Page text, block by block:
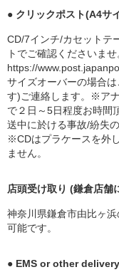
● クリックポスト(A4サ
CD/7インチ/カセットテ
トでご確認くださいま
https://
サイズオーバーの場合
す)ご連絡します。※ア
で２日～5日程度お時間
送中に於ける事故/紛失
※CDはプラケースを外
ません。
店頭受け取り (鎌倉店舗
神奈川県鎌倉市由比ヶ
可能です。
● EMS or other